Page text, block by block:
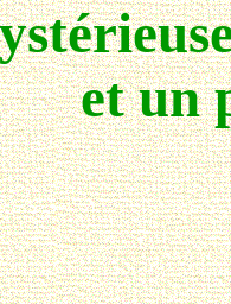
et un